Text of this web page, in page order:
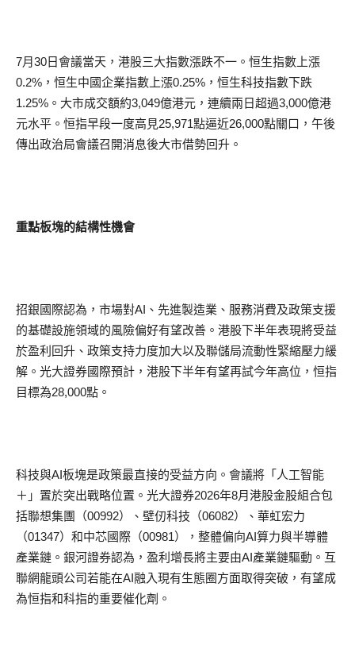
7月30日會議當天，港股三大指數漲跌不一。恒生指數上漲
0.2%，恒生中國企業指數上漲0.25%，恒生科技指數下跌
1.25%。大市成交額約3,049億港元，連續兩日超過3,000億港
元水平。恒指早段一度高見25,971點逼近26,000點關口，午後
傳出政治局會議召開消息後大市借勢回升。
重點板塊的結構性機會
招銀國際認為，市場對AI、先進製造業、服務消費及政策支援
的基礎設施領域的風險偏好有望改善。港股下半年表現將受益
於盈利回升、政策支持力度加大以及聯儲局流動性緊縮壓力緩
解。光大證券國際預計，港股下半年有望再試今年高位，恒指
目標為28,000點。
科技與AI板塊是政策最直接的受益方向。會議將「人工智能
＋」置於突出戰略位置。光大證券2026年8月港股金股組合包
括聯想集團（00992）、壁仞科技（06082）、華虹宏力
（01347）和中芯國際（00981），整體偏向AI算力與半導體
產業鏈。銀河證券認為，盈利增長將主要由AI產業鏈驅動。互
聯網龍頭公司若能在AI融入現有生態圈方面取得突破，有望成
為恒指和科指的重要催化劑。